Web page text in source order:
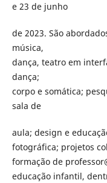
e 23 de junho
de 2023. São
música,
dança, teatro em
dança;
corpo e somática;
sala de
aula; design e
fotográfica; projetos
formação de
educação infantil,